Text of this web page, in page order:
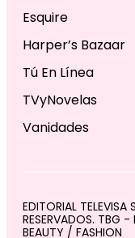
Esquire
Harper’s Bazaar
Tú En Línea
TVyNovelas
Vanidades
EDITORIAL
RESERVADOS. TBG -
BEAUTY / FASHION